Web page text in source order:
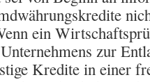
ein
zur
Kredite in einer